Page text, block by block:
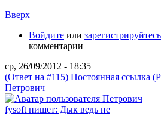
Вверх
Войдите или зарегистрируйтесь
комментарии
ср, 26/09/2012 - 18:35
(Ответ на #115) Постоянная ссылка
Петрович
fysoft пишет: Дык ведь не